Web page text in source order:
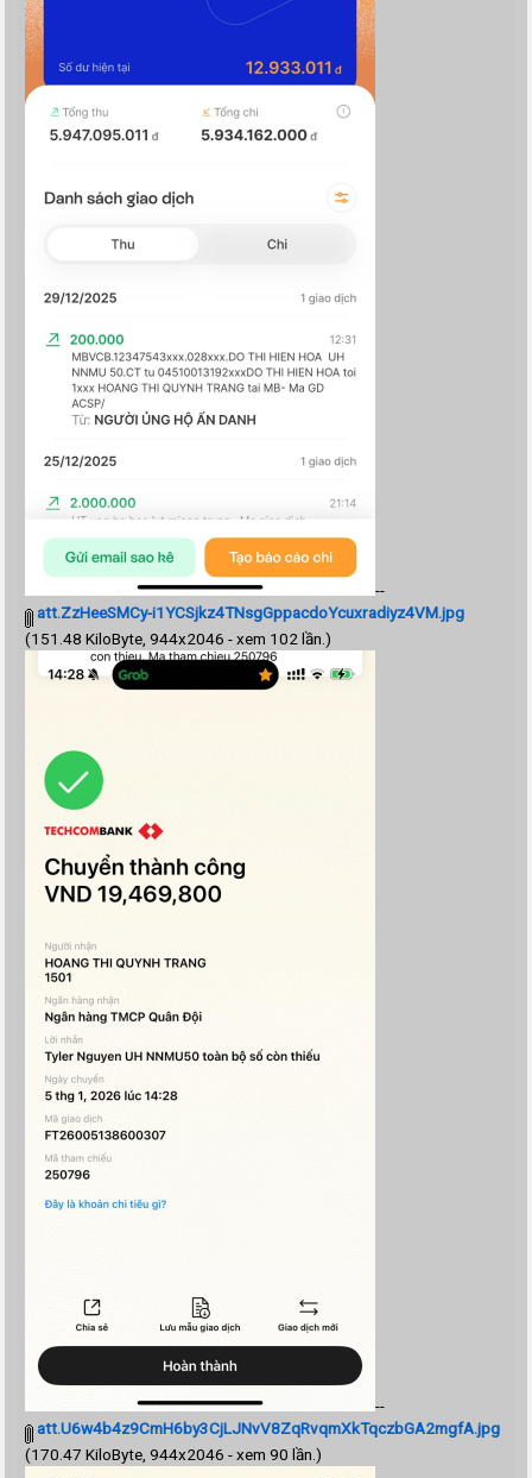
--
att.ZzHeeSMCy-i1YCSjkz4TNsgGppacdoYcuxradiyz4VM.jpg
(151.48 KiloByte, 944x2046 - xem 102 lần.)
--
att.U6w4b4z9CmH6by3CjLJNvV8ZqRvqmXkTqczbGA2mgfA.jpg
(170.47 KiloByte, 944x2046 - xem 90 lần.)